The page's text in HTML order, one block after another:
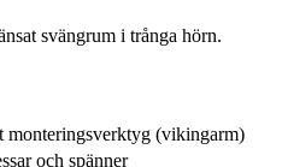
svängrum i trånga hörn.
monteringsverktyg (vikingarm)
och spänner